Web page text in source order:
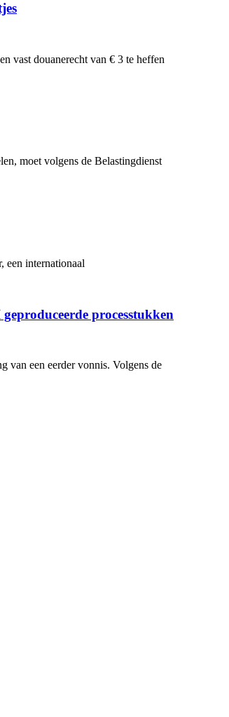
vast douanerecht van € 3 te heffen
moet volgens de Belastingdienst
een internationaal
processtukken
van een eerder vonnis. Volgens de